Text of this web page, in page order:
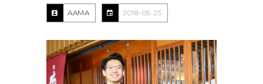
AAMA 2018-05-25